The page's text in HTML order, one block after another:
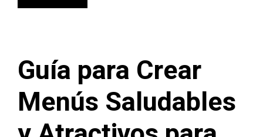
Guía para Crear
Menús Saludables